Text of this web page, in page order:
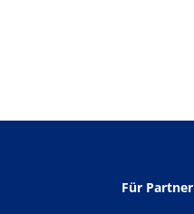
Für Partner